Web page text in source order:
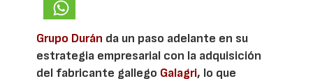
Grupo Durán da un paso adelante en su
estrategia empresarial con la adquisición
del fabricante gallego Galagri, lo que